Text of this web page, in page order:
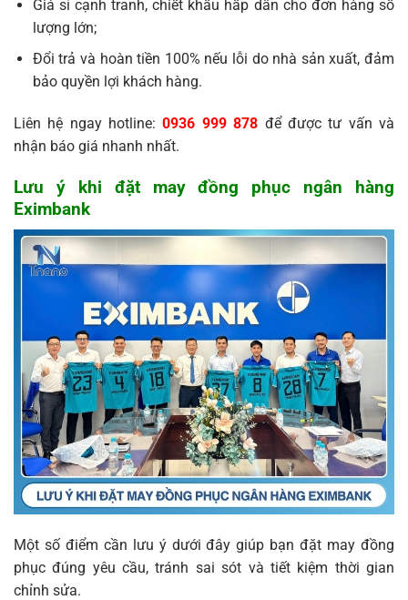
Giá sỉ cạnh tranh, chiết khấu hấp dẫn cho đơn hàng số
lượng lớn;
Đổi trả và hoàn tiền 100% nếu lỗi do nhà sản xuất, đảm
bảo quyền lợi khách hàng.
Liên hệ ngay hotline:0936 999 878 để được tư vấn và
nhận báo giá nhanh nhất.
Lưu ý khi đặt may đồng phục ngân hàng
Eximbank
Một số điểm cần lưu ý dưới đây giúp bạn đặt may đồng
phục đúng yêu cầu, tránh sai sót và tiết kiệm thời gian
chỉnh sửa.